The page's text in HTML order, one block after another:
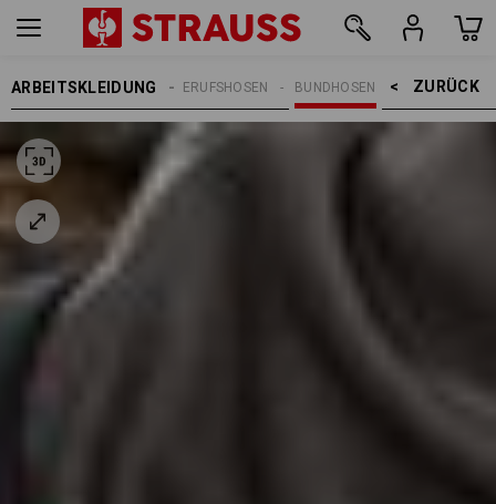
ARBEITSKLEIDUNG ZURÜCK    >
BUNDHOSEN
BERUFSHOSEN
ARBEITSHOSEN